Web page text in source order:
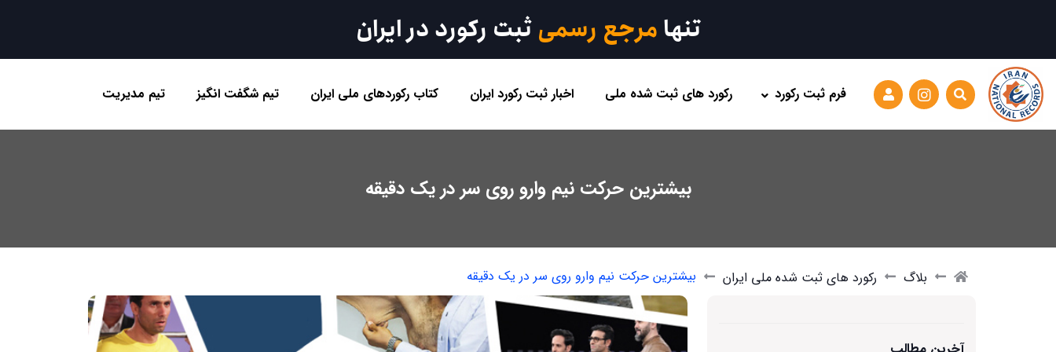
تنهامرجع رسمیثبت رکورد در ایران
فرم ثبت رکورد رکورد های ثبت شده ملی اخبار ثبت رکورد ایران کتاب رکوردهای ملی ایران تیم شگفت انگیز تیم مدیریت
بیشترین حرکت نیم وارو روی سر در یک دقیقه
بلاگ رکورد های ثبت شده ملی ایران بیشترین حرکت نیم وارو روی سر در یک دقیقه